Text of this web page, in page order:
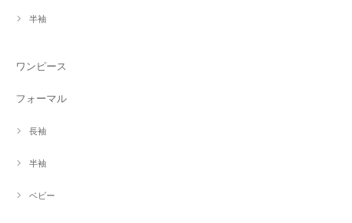
半袖
ワンピース
フォーマル
長袖
半袖
ベビー